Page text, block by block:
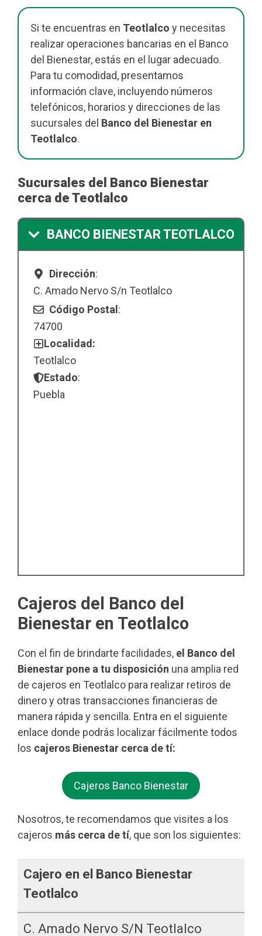
Si te encuentras en Teotlalco y necesitas
realizar operaciones bancarias en el Banco
del Bienestar, estás en el lugar adecuado.
Para tu comodidad, presentamos
información clave, incluyendo números
telefónicos, horarios y direcciones de las
sucursales del Banco del Bienestar en
Teotlalco.
Sucursales del Banco Bienestar
cerca de Teotlalco
BANCO BIENESTAR TEOTLALCO
Dirección:
C. Amado Nervo S/n Teotlalco
Código Postal :
74700
Localidad:
Teotlalco
Estado:
Puebla
Cajeros del Banco del
Bienestar en Teotlalco
Con el fin de brindarte facilidades, el Banco del
Bienestar pone a tu disposición una amplia red
de cajeros en Teotlalco para realizar retiros de
dinero y otras transacciones financieras de
manera rápida y sencilla. Entra en el siguiente
enlace donde podrás localizar fácilmente todos
los cajeros Bienestar cerca de tí:
Cajeros Banco Bienestar
Nosotros, te recomendamos que visites a los
cajeros más cerca de tí, que son los siguientes:
Cajero en el Banco Bienestar
Teotlalco
C. Amado Nervo S/n Teotlalco